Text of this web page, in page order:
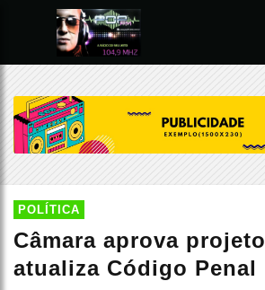
POLÍTICA
Câmara aprova
atualiza Código Penal